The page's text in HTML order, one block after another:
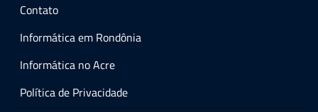
Contato
Informática em Rondônia
Informática no Acre
Política de Privacidade